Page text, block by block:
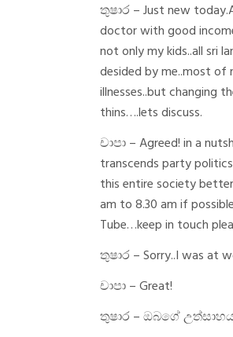
තුෂාර – Just new
doctor with good
not only my kids..all sri
desided by me..most
illnesses..but changing
thins….lets discuss.
චාපා – Agreed! in a
transcends party
this entire society
am to 8.30 am if
Tube…keep in touch
තුෂාර – Sorry..I was at
චාපා – Great!
තුෂාර – ඔබගේ